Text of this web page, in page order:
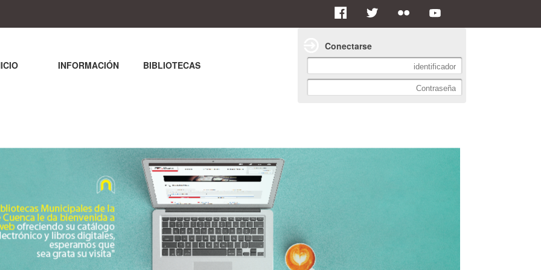
INFORMACIÓN BIBLIOTECAS
Conectarse